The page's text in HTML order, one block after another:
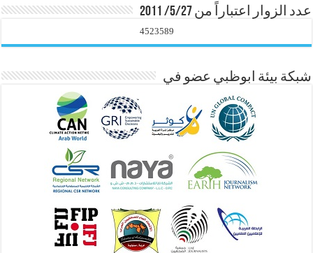
عدد الزوار اعتباراً من 5/27/ 2011
4523589
شبكة بيئة ابوظبي عضو في